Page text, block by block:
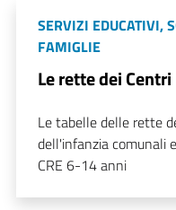
SERVIZI EDUCATIVI,
FAMIGLIE
Le rette dei Centri
Le tabelle delle rette
dell'infanzia comunali
CRE 6-14 anni